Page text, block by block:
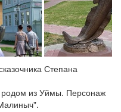
Степана
из Уймы. Персонаж